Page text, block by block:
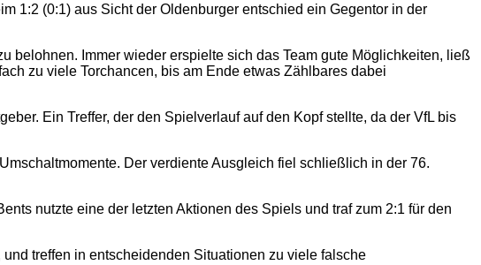
1:2 (0:1) aus Sicht der Oldenburger entschied ein Gegentor in der
belohnen. Immer wieder erspielte sich das Team gute Möglichkeiten, ließ
zu viele Torchancen, bis am Ende etwas Zählbares dabei
Ein Treffer, der den Spielverlauf auf den Kopf stellte, da der VfL bis
Der verdiente Ausgleich fiel schließlich in der 76.
nutzte eine der letzten Aktionen des Spiels und traf zum 2:1 für den
treffen in entscheidenden Situationen zu viele falsche